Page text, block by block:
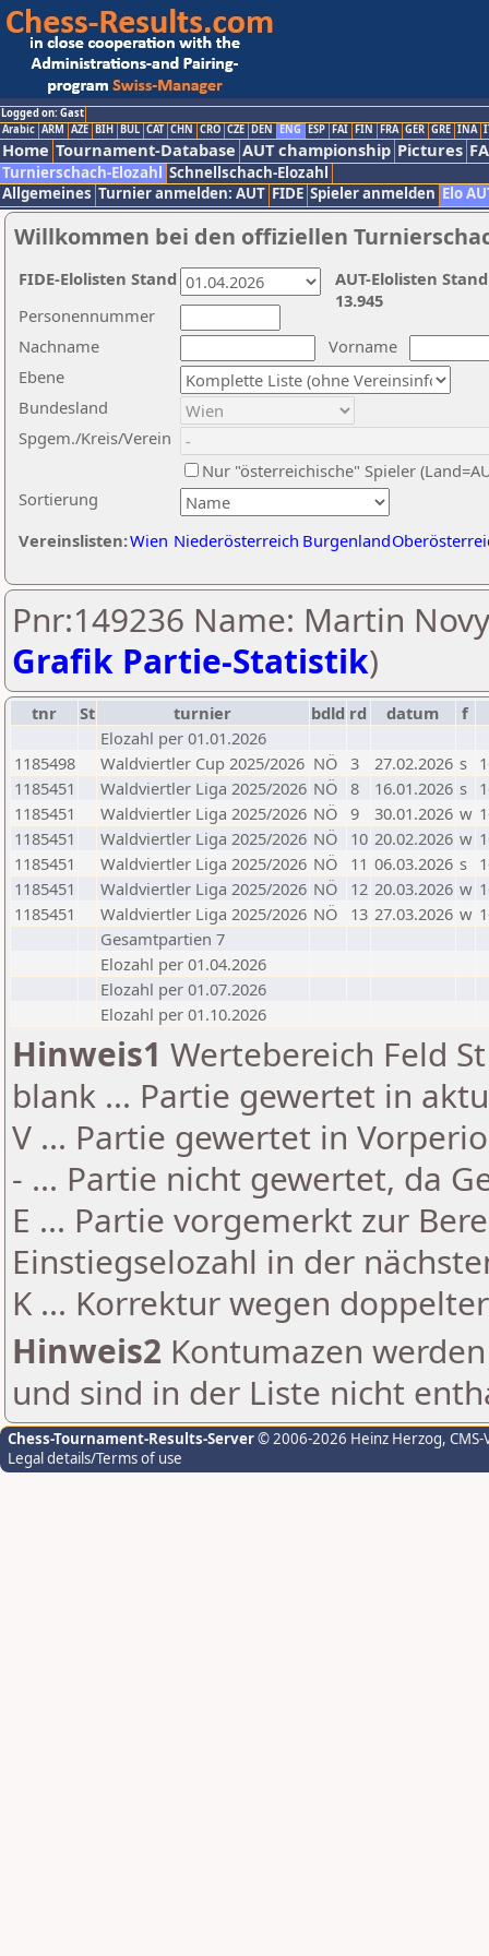
Logged on: Gast
Arabic ARM AZE BIH BUL CAT CHN CRO CZE DEN ENG ESP FAI FIN FRA GER GRE INA
Home Tournament-Database AUT championship Pictures
Turnierschach-Elozahl Schnellschach-Elozahl
Allgemeines Turnier anmelden: AUT FIDE Spieler anmelden Elo
Willkommen bei den offiziellen
Nachname
Vorname
Ebene
Sortierung
Personennummer
Bundesland
Spgem./Kreis/Verein
Nur "österreichische" Spieler
Vereinslisten:Wien Niederösterreich Burgenland
AUT-Elolisten
13.945
FIDE-Elolisten Stand
Pnr:149236 Name: Martin
Grafik Partie-Statistik)
tnr St turnier bdld rd datum f
Elozahl per 01.01.2026
1185498
Waldviertler Cup 2025/2026 NÖ 3 27.02.2026 s
1185451
Waldviertler Liga 2025/2026 NÖ 8 16.01.2026 s
1185451
Waldviertler Liga 2025/2026 NÖ 9 30.01.2026 w
1185451
Waldviertler Liga 2025/2026 NÖ 10 20.02.2026 w
1185451
Waldviertler Liga 2025/2026 NÖ 11 06.03.2026 s
1185451
Waldviertler Liga 2025/2026 NÖ 12 20.03.2026 w
1185451
Waldviertler Liga 2025/2026 NÖ 13 27.03.2026 w
Gesamtpartien 7
Elozahl per 01.04.2026
Elozahl per 01.07.2026
Elozahl per 01.10.2026
Hinweis1 Wertebereich Feld
blank ... Partie gewertet in
V ... Partie gewertet in
- ... Partie nicht gewertet, da
E ... Partie vorgemerkt zur
Einstiegselozahl in der
K ... Korrektur wegen
Hinweis2 Kontumazen
und sind in der Liste nicht
Chess-Tournament-Results-Server© 2006-2026 Heinz Herzog,
Legal details/Terms of use